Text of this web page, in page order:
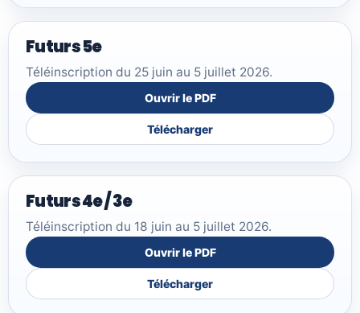
Futurs 5e
Téléinscription du 25 juin au 5 juillet 2026.
Ouvrir le PDF
Télécharger
Futurs 4e / 3e
Téléinscription du 18 juin au 5 juillet 2026.
Ouvrir le PDF
Télécharger